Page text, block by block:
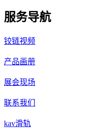
服务导航
铰链视频
产品画册
展会现场
联系我们
kav滑轨